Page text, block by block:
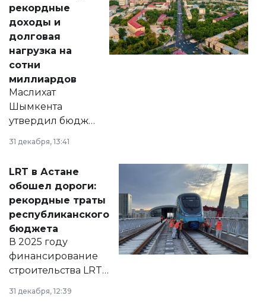
рекордные
доходы и
долговая
нагрузка на
сотни
миллиардов
Маслихат
Шымкента
утвердил бюджет
города на 2026–
2028 годы.
документ
появился в базе
нормативных
правовых актов и
на сайте маслихат
города.
31 декабря, 13:41
LRT в Астане
обошел дороги:
рекордные траты
республиканского
бюджета
В 2025 году
финансирование
строительства LRT
в Астане из
республиканского
31 декабря, 12:39